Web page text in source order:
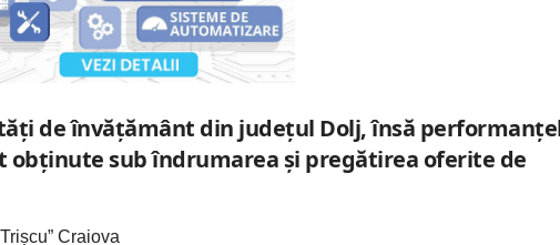
de învățământ din județul Dolj, însă
obținute sub îndrumarea și pregătirea oferite de
Craiova